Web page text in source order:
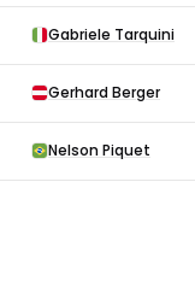
Gabriele Tarquini
Gerhard Berger
Nelson Piquet